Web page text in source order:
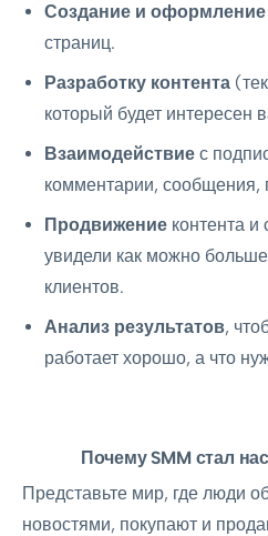
Создание и оформление
страниц.
Разработку контента
который будет интересен
Взаимодействие с
комментарии, сообщения,
Продвижение контента
увидели как можно
клиентов.
Анализ результатов,
работает хорошо, а что
Почему SMM стал
Представьте мир, где люди
новостями, покупают и